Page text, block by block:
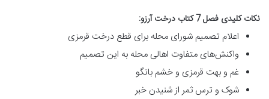
نکات کلیدی فصل 7 کتاب درخت آرزو:
اعلام تصمیم شورای محله برای قطع درخت قرمزی
واکنش‌های متفاوت اهالی محله به این تصمیم
غم و بهت قرمزی و خشم بانگو
شوک و ترس ثمر از شنیدن خبر